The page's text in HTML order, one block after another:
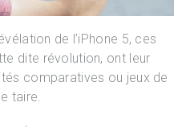
de l’iPhone 5, ces
dite révolution, ont leur
comparatives ou jeux de
taire.